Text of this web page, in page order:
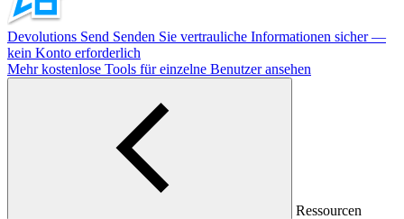
Devolutions Send Senden Sie vertrauliche Informationen sicher —
kein Konto erforderlich
Mehr kostenlose Tools für einzelne Benutzer ansehen
Ressourcen